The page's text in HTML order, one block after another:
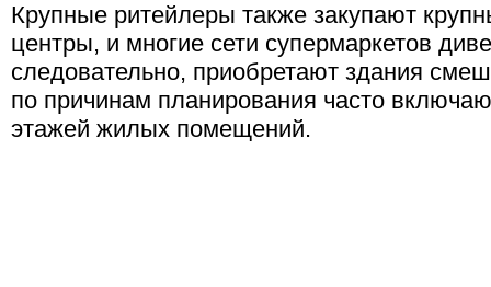
Крупные ритейлеры также закупают
центры, и многие сети супермаркетов
следовательно, приобретают здания
по причинам планирования часто
этажей жилых помещений.